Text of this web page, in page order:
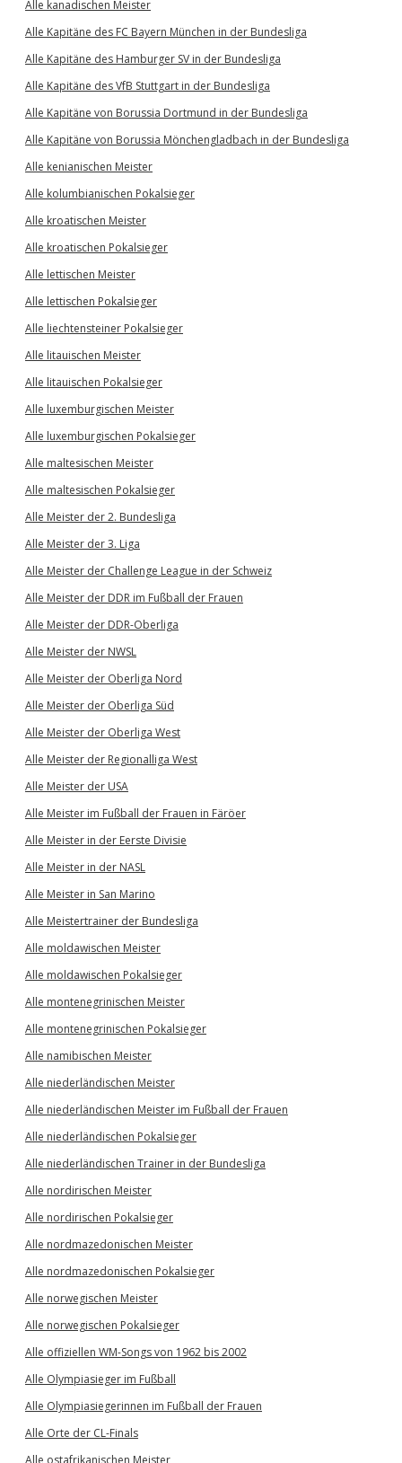
Alle kanadischen Meister
Alle Kapitäne des FC Bayern München in der Bundesliga
Alle Kapitäne des Hamburger SV in der Bundesliga
Alle Kapitäne des VfB Stuttgart in der Bundesliga
Alle Kapitäne von Borussia Dortmund in der Bundesliga
Alle Kapitäne von Borussia Mönchengladbach in der Bundesliga
Alle kenianischen Meister
Alle kolumbianischen Pokalsieger
Alle kroatischen Meister
Alle kroatischen Pokalsieger
Alle lettischen Meister
Alle lettischen Pokalsieger
Alle liechtensteiner Pokalsieger
Alle litauischen Meister
Alle litauischen Pokalsieger
Alle luxemburgischen Meister
Alle luxemburgischen Pokalsieger
Alle maltesischen Meister
Alle maltesischen Pokalsieger
Alle Meister der 2. Bundesliga
Alle Meister der 3. Liga
Alle Meister der Challenge League in der Schweiz
Alle Meister der DDR im Fußball der Frauen
Alle Meister der DDR-Oberliga
Alle Meister der NWSL
Alle Meister der Oberliga Nord
Alle Meister der Oberliga Süd
Alle Meister der Oberliga West
Alle Meister der Regionalliga West
Alle Meister der USA
Alle Meister im Fußball der Frauen in Färöer
Alle Meister in der Eerste Divisie
Alle Meister in der NASL
Alle Meister in San Marino
Alle Meistertrainer der Bundesliga
Alle moldawischen Meister
Alle moldawischen Pokalsieger
Alle montenegrinischen Meister
Alle montenegrinischen Pokalsieger
Alle namibischen Meister
Alle niederländischen Meister
Alle niederländischen Meister im Fußball der Frauen
Alle niederländischen Pokalsieger
Alle niederländischen Trainer in der Bundesliga
Alle nordirischen Meister
Alle nordirischen Pokalsieger
Alle nordmazedonischen Meister
Alle nordmazedonischen Pokalsieger
Alle norwegischen Meister
Alle norwegischen Pokalsieger
Alle offiziellen WM-Songs von 1962 bis 2002
Alle Olympiasieger im Fußball
Alle Olympiasiegerinnen im Fußball der Frauen
Alle Orte der CL-Finals
Alle ostafrikanischen Meister